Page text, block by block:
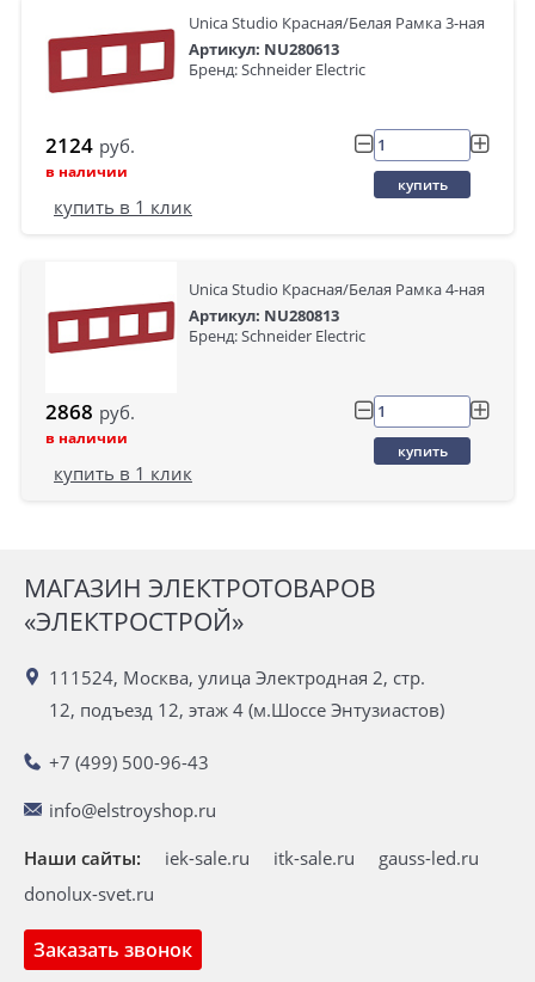
Unica Studio Красная/Белая Рамка 3-ная
Артикул: NU280613
Бренд: Schneider Electric
2124 руб.
в наличии
купить
купить в 1 клик
Unica Studio Красная/Белая Рамка 4-ная
Артикул: NU280813
Бренд: Schneider Electric
2868 руб.
в наличии
купить
купить в 1 клик
МАГАЗИН ЭЛЕКТРОТОВАРОВ
«ЭЛЕКТРОСТРОЙ»
111524, Москва, улица Электродная 2, стр.
12, подъезд 12, этаж 4 (м.Шоссе Энтузиастов)
+7 (499) 500-96-43
info@elstroyshop.ru
Заказать звонок
Наши сайты: iek-sale.ru itk-sale.ru
gauss-led.ru
donolux-svet.ru